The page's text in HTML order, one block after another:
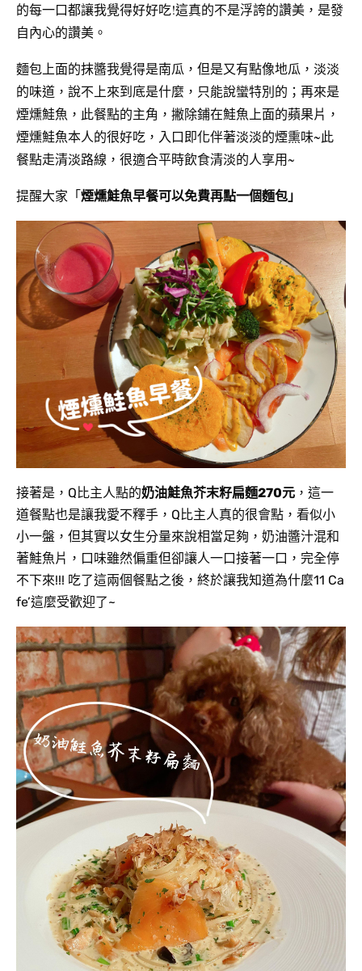
的每一口都讓我覺得好好吃!這真的不是浮誇的讚美，是發
自內心的讚美。
麵包 上面的抹醬我覺得是南瓜，但是又有點像地瓜，淡淡
的味道，說不上來到底是什麼，只能說蠻特別的；再來是
煙燻鮭魚，此餐點的主角，撇除鋪在鮭魚上面的蘋果片，
煙燻鮭魚本人的很好吃，入口即化伴著淡淡的煙熏味~此
餐點走清淡路線，很適合平時飲食清淡的人享用~
提醒大家 「煙燻鮭魚早餐可以免費再點一個麵包」
接著是，Q比主人點的奶油鮭魚芥末籽扁麵270元 ，這一
道餐點也是讓我愛不釋手，Q比主人真的很會點， 看似小
小一盤，但其實以女生分量來說相當足夠，奶油醬汁混和
著鮭魚片，口味雖然偏重但卻讓人一口接著一口，完全停
不下來!!! 吃了這兩個餐點之後， 終於讓我知道為什麼11 Ca
fe’這麼受歡迎了~